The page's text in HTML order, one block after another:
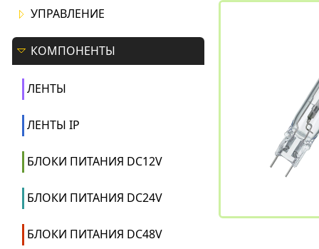
УПРАВЛЕНИЕ
КОМПОНЕНТЫ
ЛЕНТЫ
ЛЕНТЫ IP
БЛОКИ ПИТАНИЯ DC12V
БЛОКИ ПИТАНИЯ DC24V
БЛОКИ ПИТАНИЯ DC48V